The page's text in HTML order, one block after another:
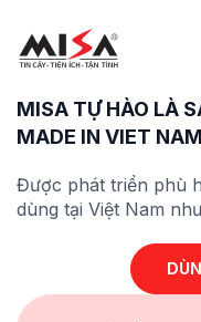
MISA TỰ HÀO LÀ
MADE IN VIET
Được phát triển phù
dùng tại Việt Nam